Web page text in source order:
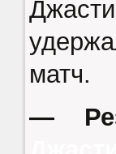
матч.
—